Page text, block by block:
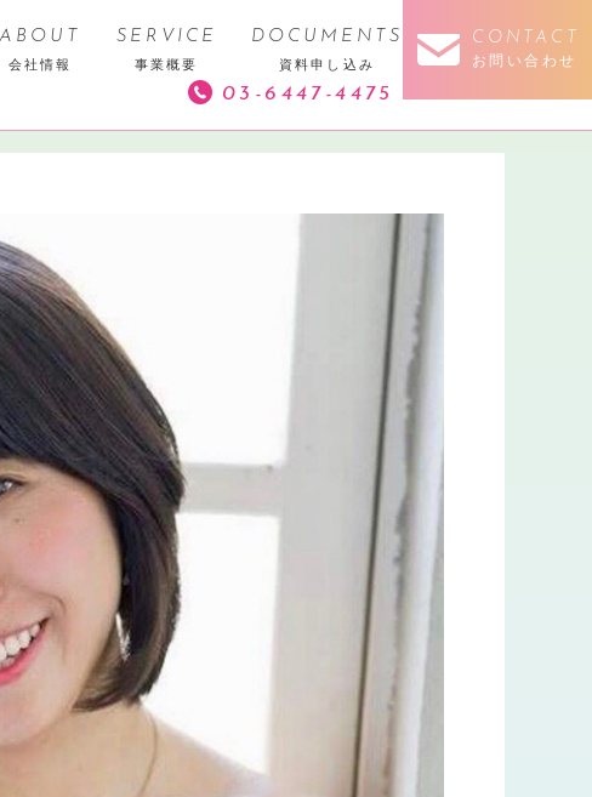
CONTACT
お問い合わせ
ABOUT
会社情報
SERVICE
事業概要
DOCUMENTS
資料申し込み
03-6447-4475